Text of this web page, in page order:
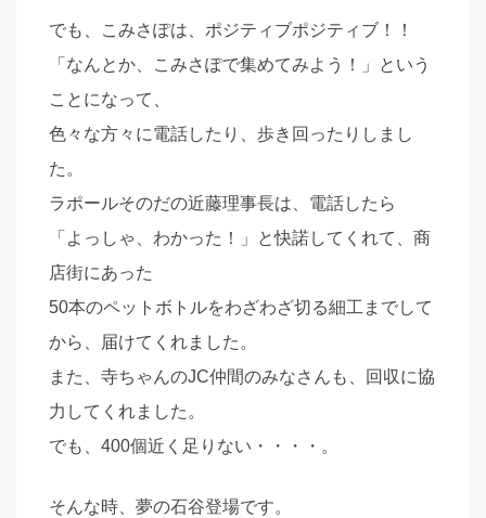
でも、こみさぽは、ポジティブポジティブ！！
「なんとか、こみさぽで集めてみよう！」という
ことになって、
色々な方々に電話したり、歩き回ったりしまし
た。
ラポールそのだの近藤理事長は、電話したら
「よっしゃ、わかった！」と快諾してくれて、商
店街にあった
50本のペットボトルをわざわざ切る細工までして
から、届けてくれました。
また、寺ちゃんのJC仲間のみなさんも、回収に協
力してくれました。
でも、400個近く足りない・・・・。
そんな時、夢の石谷登場です。